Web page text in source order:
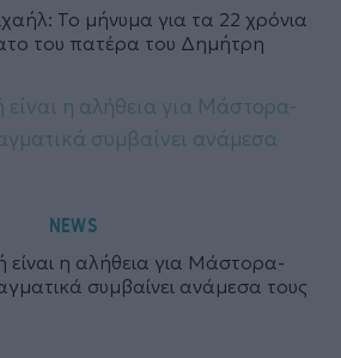
Το μήνυμα για τα 22 χρόνια
του πατέρα του Δημήτρη
NEWS
είναι η αλήθεια για Μάστορα-
συμβαίνει ανάμεσα τους